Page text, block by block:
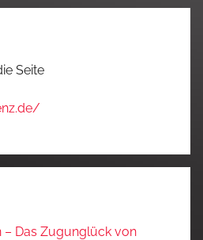
Seite
– Das Zugunglück von